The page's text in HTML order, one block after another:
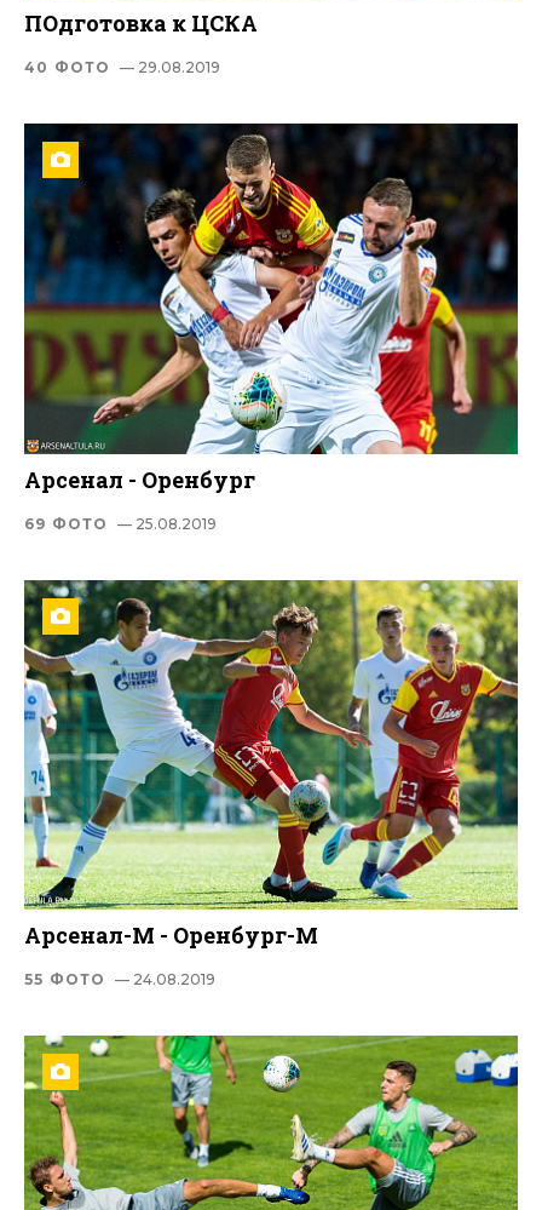
ПОдготовка к ЦСКА
40 ФОТО — 29.08.2019
Арсенал - Оренбург
69 ФОТО — 25.08.2019
Арсенал-М - Оренбург-М
55 ФОТО — 24.08.2019